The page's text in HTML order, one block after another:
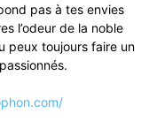
pas à tes envies
l’odeur de la noble
peux toujours faire un